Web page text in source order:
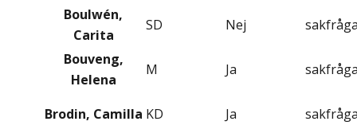
Boulwén,
Carita
SD Nej
Bouveng,
Helena
M Ja
Brodin, Camilla KD Ja